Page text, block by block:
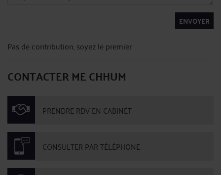
ENVOYER
Pas de contribution, soyez le premier
CONTACTER ME CHHUM
PRENDRE RDV EN CABINET
CONSULTER PAR TÉLÉPHONE